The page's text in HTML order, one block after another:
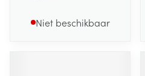
Niet beschikbaar